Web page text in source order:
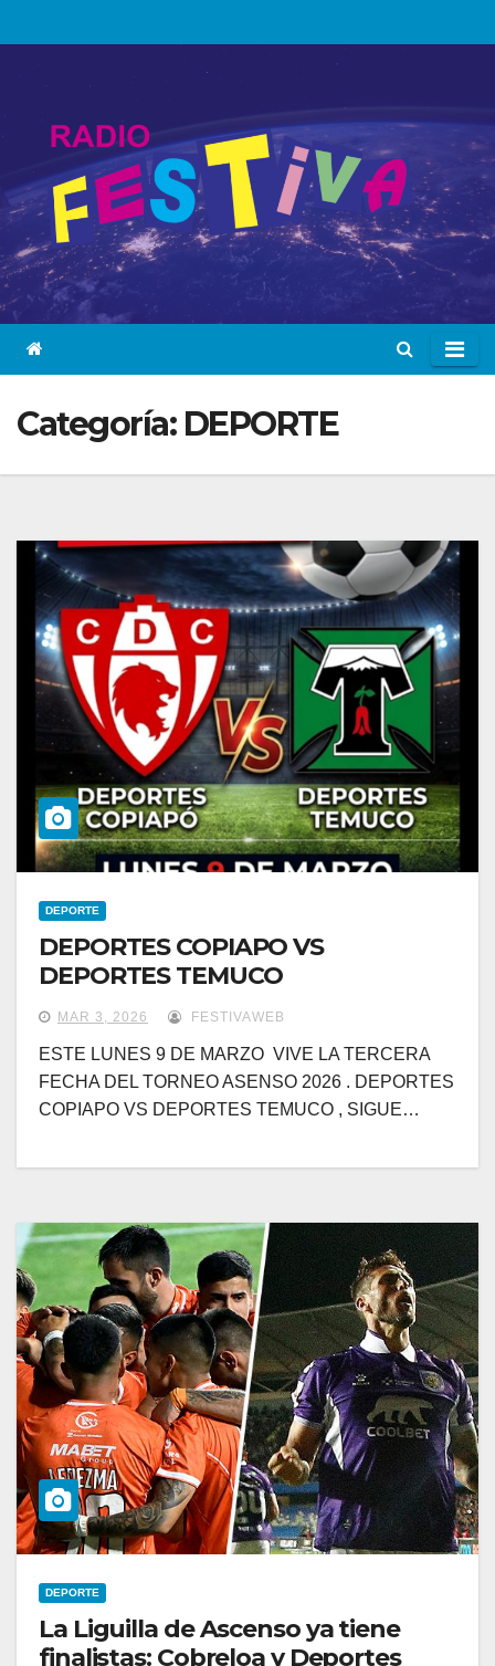
to
Categoría: DEPORTE
DEPORTE
DEPORTES COPIAPO VS
DEPORTES TEMUCO
MAR 3, 2026 FESTIVAWEB
ESTE LUNES 9 DE MARZO VIVE LA TERCERA
FECHA DEL TORNEO ASENSO 2026 . DEPORTES
COPIAPO VS DEPORTES TEMUCO , SIGUE…
DEPORTE
La Liguilla de Ascenso ya tiene
finalistas: Cobreloa y Deportes